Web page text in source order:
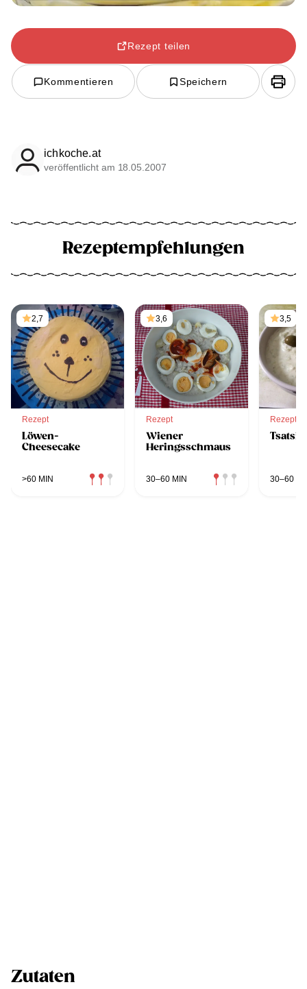
Rezept teilen
Kommentieren Speichern
ichkoche.at
veröffentlicht am 18.05.2007
Rezeptempfehlungen
2,7
Rezept
Löwen-
Cheesecake
>60 MIN
3,6
Rezept
Wiener
Heringsschmaus
30–60 MIN
3,5
Rezept
30–60
Zutaten